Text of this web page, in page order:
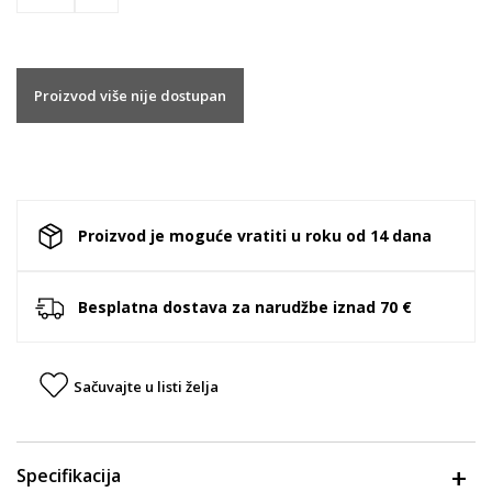
Proizvod više nije dostupan
Proizvod je moguće vratiti u roku od 14 dana
Besplatna dostava za narudžbe iznad 70 €
Sačuvajte u listi želja
Specifikacija